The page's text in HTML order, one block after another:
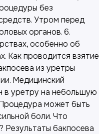
без
Утром перед
органов. 6.
особенно об
Как проводится взятие
из уретры
Медицинский
в уретру на небольшую
может быть
боли. Что
Результаты бакпосева